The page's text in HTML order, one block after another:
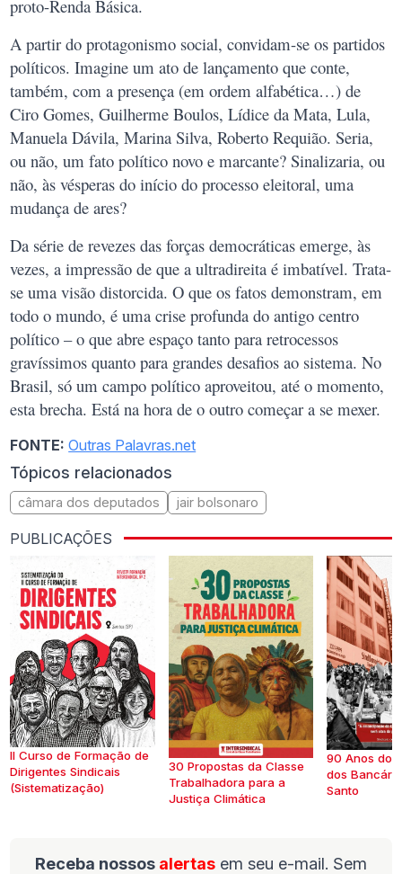
proto-Renda Básica.
A partir do protagonismo social, convidam-se os partidos
políticos. Imagine um ato de lançamento que conte,
também, com a presença (em ordem alfabética…) de
Ciro Gomes, Guilherme Boulos, Lídice da Mata, Lula,
Manuela Dávila, Marina Silva, Roberto Requião. Seria,
ou não, um fato político novo e marcante? Sinalizaria, ou
não, às vésperas do início do processo eleitoral, uma
mudança de ares?
Da série de revezes das forças democráticas emerge, às
vezes, a impressão de que a ultradireita é imbatível. Trata-
se uma visão distorcida. O que os fatos demonstram, em
todo o mundo, é uma crise profunda do antigo centro
político – o que abre espaço tanto para retrocessos
gravíssimos quanto para grandes desafios ao sistema. No
Brasil, só um campo político aproveitou, até o momento,
esta brecha. Está na hora de o outro começar a se mexer.
FONTE: Outras Palavras.net
Tópicos relacionados
câmara dos deputados jair bolsonaro
PUBLICAÇÕES
II Curso de Formação de
Dirigentes Sindicais
(Sistematização)
30 Propostas da Classe
Trabalhadora para a
Justiça Climática
90 Anos do
dos
Santo
Receba nossos alertas em seu e-mail. Sem